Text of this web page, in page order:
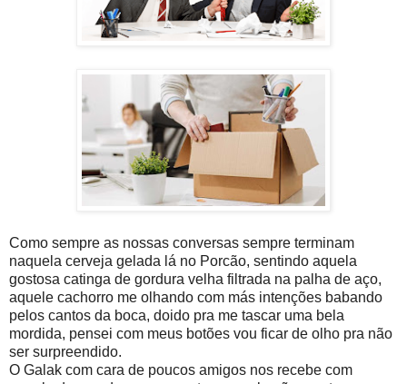
Como sempre as nossas conversas sempre terminam
naquela cerveja gelada lá no Porcão, sentindo aquela
gostosa catinga de gordura velha filtrada na palha de aço,
aquele cachorro me olhando com más intenções babando
pelos cantos da boca, doido pra me tascar uma bela
mordida, pensei com meus botões vou ficar de olho pra não
ser surpreendido.
O Galak com cara de poucos amigos nos recebe com